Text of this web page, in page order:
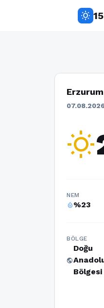
wb_sunny
wb_sunny
NEM
humidity_percentage%23
BÖLGE
public
Doğu
Bölgesi